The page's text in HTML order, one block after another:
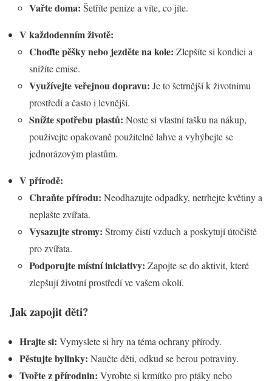
Vařte doma: Šetříte peníze a víte, co jíte.
V každodenním životě:
Choďte pěšky nebo jezděte na kole: Zlepšíte si kondici a
snížíte emise.
Využívejte veřejnou dopravu: Je to šetrnější k životnímu
prostředí a často i levnější.
Snížte spotřebu plastů: Noste si vlastní tašku na nákup,
používejte opakovaně použitelné lahve a vyhýbejte se
jednorázovým plastům.
V přírodě:
Chraňte přírodu: Neodhazujte odpadky, netrhejte květiny a
neplašte zvířata.
Vysazujte stromy: Stromy čistí vzduch a poskytují útočiště
pro zvířata.
Podporujte místní iniciativy: Zapojte se do aktivit, které
zlepšují životní prostředí ve vašem okolí.
Jak zapojit děti?
Hrajte si: Vymyslete si hry na téma ochrany přírody.
Pěstujte bylinky: Naučte děti, odkud se berou potraviny.
Tvořte z přírodnin: Vyrobte si krmítko pro ptáky nebo